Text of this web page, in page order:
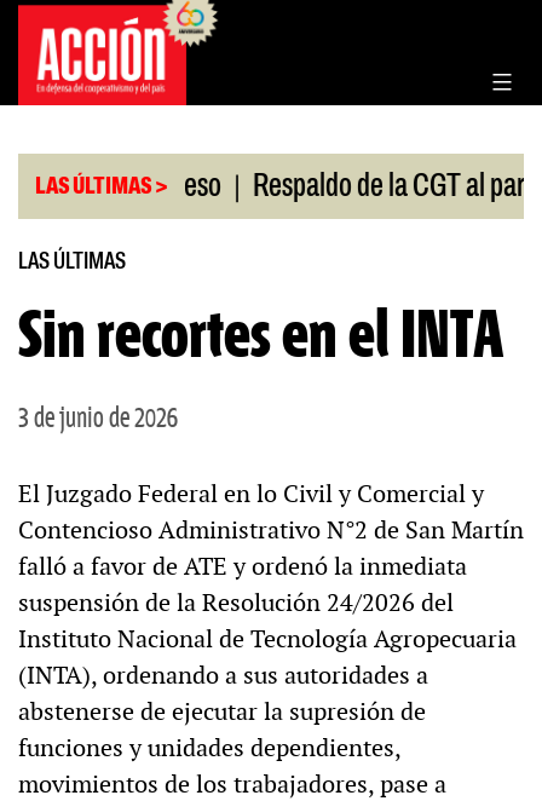
Saltar
contenido
LAS ÚLTIMAS >
en el Congreso | Respaldo de la CGT al paro
LAS ÚLTIMAS
Sin recortes en el INTA
3 de junio de 2026
El Juzgado Federal en lo Civil y Comercial y
Contencioso Administrativo N°2 de San Martín
falló a favor de ATE y ordenó la inmediata
suspensión de la Resolución 24/2026 del
Instituto Nacional de Tecnología Agropecuaria
(INTA), ordenando a sus autoridades a
abstenerse de ejecutar la supresión de
funciones y unidades dependientes,
movimientos de los trabajadores, pase a